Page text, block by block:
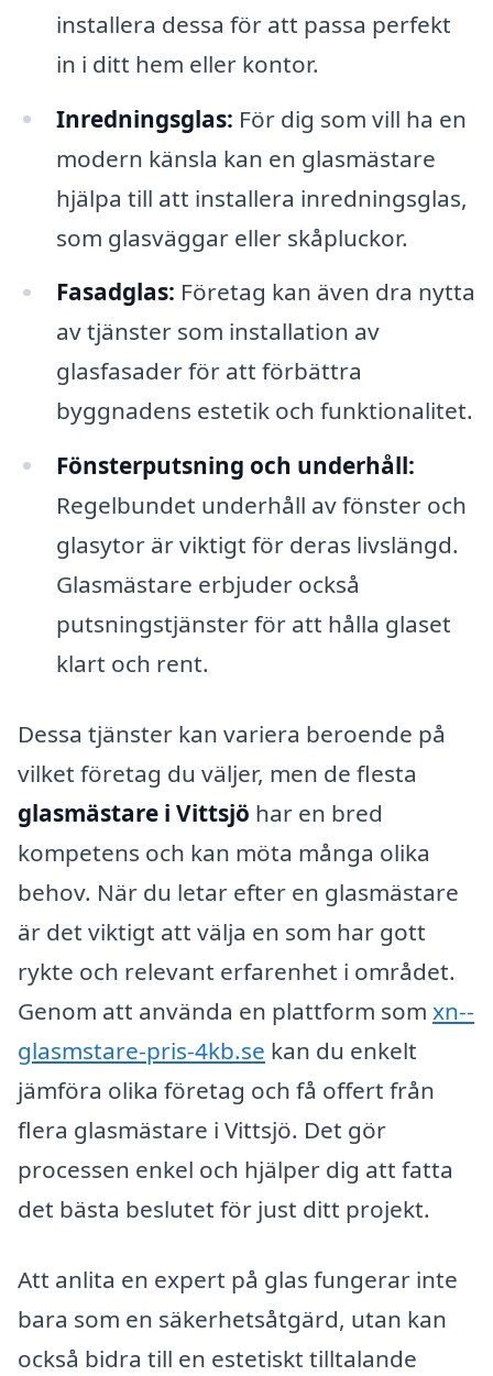
installera dessa för att passa perfekt
in i ditt hem eller kontor.
Inredningsglas: För dig som vill ha en
modern känsla kan en glasmästare
hjälpa till att installera inredningsglas,
som glasväggar eller skåpluckor.
Fasadglas: Företag kan även dra nytta
av tjänster som installation av
glasfasader för att förbättra
byggnadens estetik och funktionalitet.
Fönsterputsning och underhåll:
Regelbundet underhåll av fönster och
glasytor är viktigt för deras livslängd.
Glasmästare erbjuder också
putsningstjänster för att hålla glaset
klart och rent.
Dessa tjänster kan variera beroende på
vilket företag du väljer, men de flesta
glasmästare i Vittsjö har en bred
kompetens och kan möta många olika
behov. När du letar efter en glasmästare
är det viktigt att välja en som har gott
rykte och relevant erfarenhet i området.
Genom att använda en plattform som xn--
glasmstare-pris-4kb.se kan du enkelt
jämföra olika företag och få offert från
flera glasmästare i Vittsjö. Det gör
processen enkel och hjälper dig att fatta
det bästa beslutet för just ditt projekt.
Att anlita en expert på glas fungerar inte
bara som en säkerhetsåtgärd, utan kan
också bidra till en estetiskt tilltalande